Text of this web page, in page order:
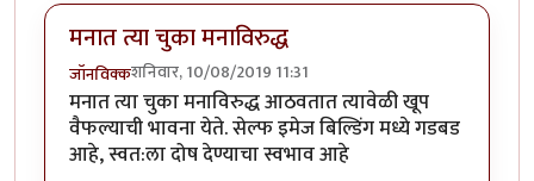
मनात त्या चुका मनाविरुद्ध
जॉनविक्कशनिवार, 10/08/2019 11:31
मनात त्या चुका मनाविरुद्ध आठवतात त्यावेळी खूप
वैफल्याची भावना येते. सेल्फ इमेज बिल्डिंग मध्ये गडबड
आहे, स्वत:ला दोष देण्याचा स्वभाव आहे